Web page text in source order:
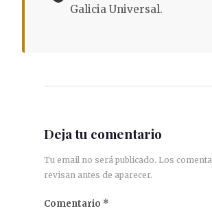
Galicia Universal.
Deja tu comentario
Tu email no será publicado. Los
revisan antes de aparecer.
Comentario *